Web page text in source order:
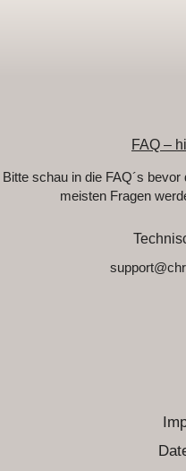
FAQ –
Bitte schau in die FAQ´s
meisten Fragen